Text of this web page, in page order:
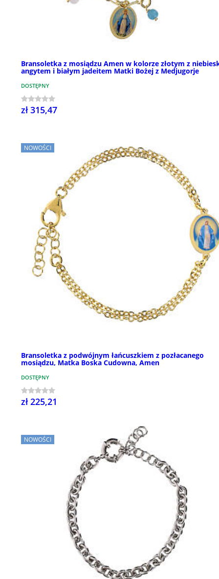
Bransoletka z mosiądzu Amen w kolorze złotym z
angytem i białym jadeitem Matki Bożej z Medjugorje
DOSTĘPNY
zł 315,47
NOWOŚCI
Bransoletka z podwójnym łańcuszkiem z pozłacanego
mosiądzu, Matka Boska Cudowna, Amen
DOSTĘPNY
zł 225,21
NOWOŚCI